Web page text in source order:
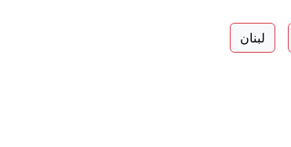
لبنان